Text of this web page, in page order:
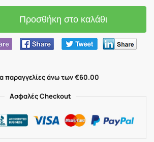
Προσθήκη στο καλάθι
παραγγελίες άνω των €60.00
Ασφαλές Checkout